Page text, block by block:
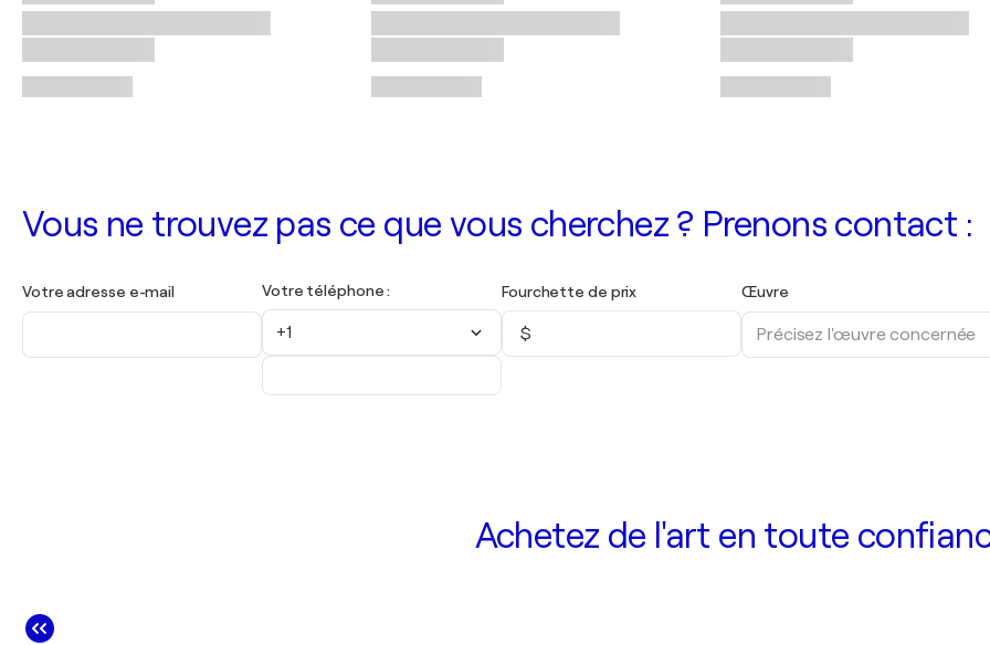
Vous ne trouvez pas ce que vous cherchez ? Prenons contact :
Votre adresse e-mail Votre téléphone :
+1
Fourchette de prix
$
Œuvre
Achetez de l'art en toute